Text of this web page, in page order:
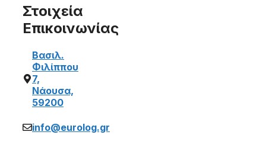
Στοιχεία
Επικοινωνίας
Βασιλ.
Φιλίππου
7,
Νάουσα,
59200
info@eurolog.gr